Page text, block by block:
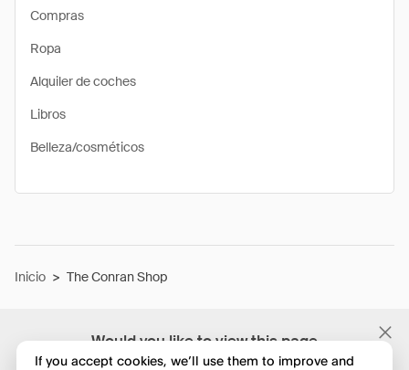
Would you like to view this page
in English?
Compras
Ropa
Alquiler de coches
Libros
Belleza/cosméticos
Inicio > The Conran Shop
If you accept cookies, we’ll use them to improve and